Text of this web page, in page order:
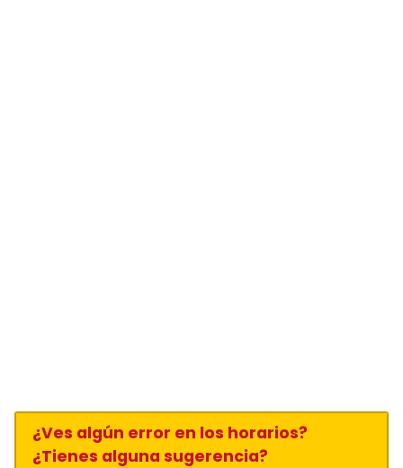
¿Ves algún error en los horarios?
¿Tienes alguna sugerencia?